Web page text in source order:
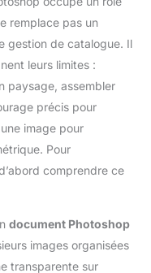
remplace pas un
gestion de catalogue. Il
leurs limites :
paysage, assembler
précis pour
image pour
Pour
comprendre ce
document Photoshop
images organisées
transparente sur